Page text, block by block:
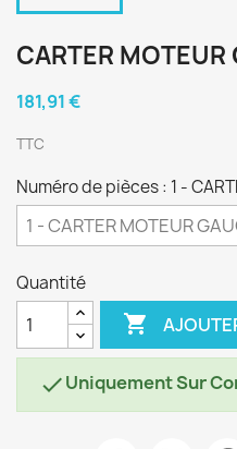
CARTER MOTEUR
181,91 €
TTC
Numéro de pièces : 1 -
Quantité

Uniquement Sur